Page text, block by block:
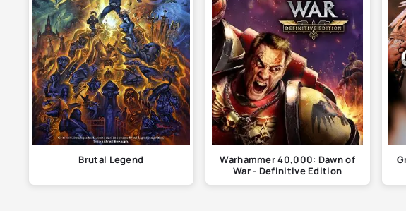
Brutal Legend
Warhammer 40,000: Dawn of
War - Definitive Edition